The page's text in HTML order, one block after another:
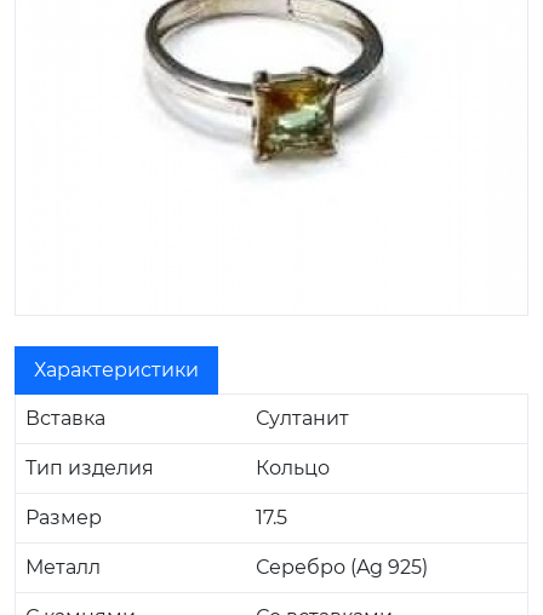
Характеристики
Вставка Султанит
Тип изделия Кольцо
Размер 17.5
Металл Серебро (Ag 925)